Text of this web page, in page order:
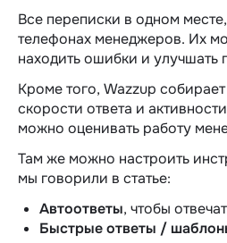
Все переписки в одном
телефонах менеджеров. Их
находить ошибки и улучшать
Кроме того, Wazzup собирает
скорости ответа и
можно оценивать работу
Там же можно настроить
мы говорили в статье:
Автоответы, чтобы
Быстрые ответы /